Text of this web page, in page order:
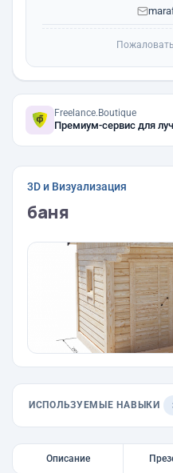
Freelance.Boutique
Премиум-сервис для
3D и Визуализация
баня
ИСПОЛЬЗУЕМЫЕ НАВЫКИ
Описание